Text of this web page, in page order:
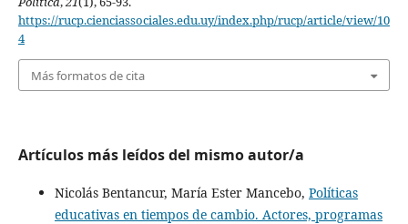
https://rucp.cienciassociales.edu.uy/index.php/rucp/article/view/10
4
Más formatos de cita
Artículos más leídos del mismo autor/a
Nicolás Bentancur, María Ester Mancebo, Políticas
educativas en tiempos de cambio. Actores, programas